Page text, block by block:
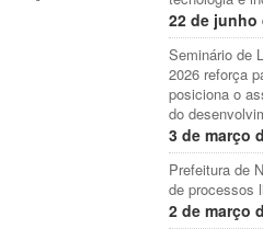
22 de junho
Seminário de
2026 reforça
posiciona o
do
3 de março
Prefeitura de
de processos
2 de março